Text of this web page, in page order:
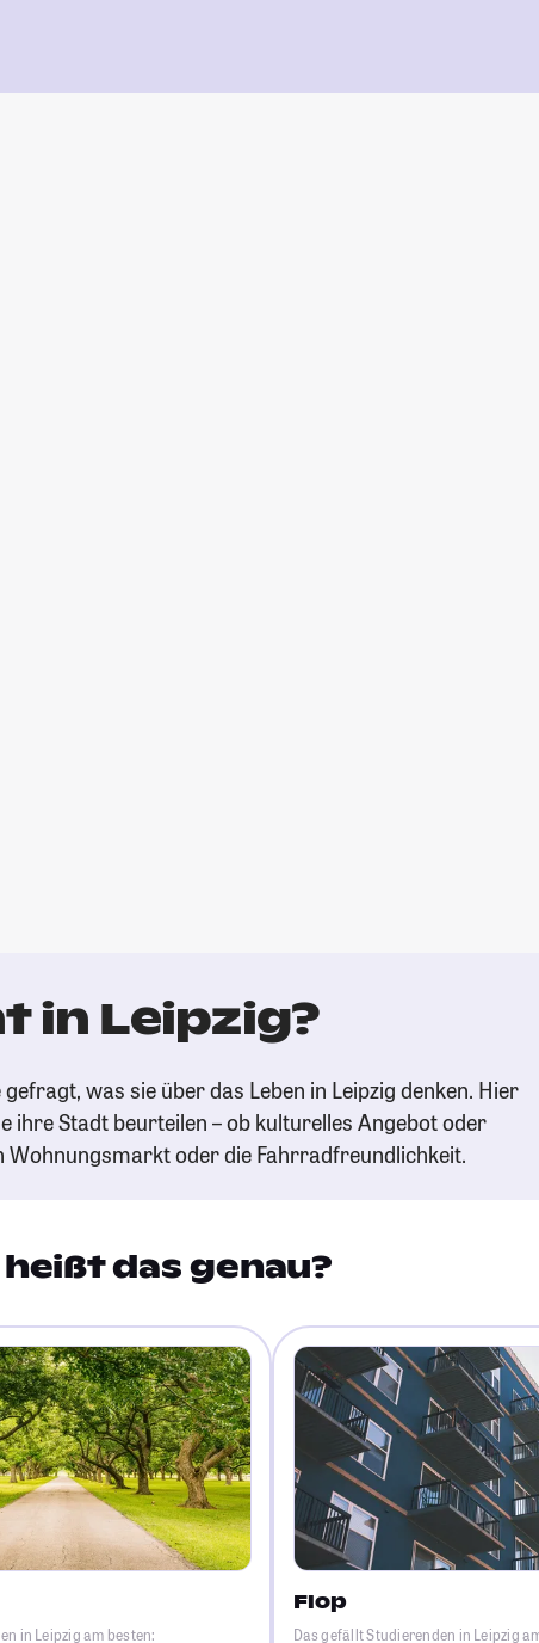
in Leipzig?
was sie über das Leben in Leipzig denken. Hier
ihre Stadt beurteilen – ob kulturelles Angebot oder
Wohnungsmarkt oder die Fahrradfreundlichkeit.
das genau?
in Leipzig am besten:
Flop
Das gefällt Studierenden in Leipzig